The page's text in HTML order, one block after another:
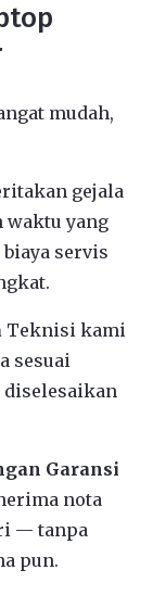
mudah,
gejala
waktu yang
servis
Teknisi kami
sesuai
diselesaikan
Garansi
nota
— tanpa
pun.